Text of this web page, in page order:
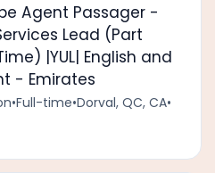
Agent Passager -
Lead (Part
|YUL| English and
- Emirates
•Full-time•Dorval, QC, CA•